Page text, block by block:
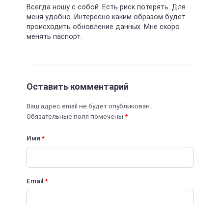
Всегда ношу с собой. Есть риск потерять. Для
меня удобно. Интересно каким образом будет
происходить обновление данных. Мне скоро
менять паспорт.
Оставить комментарий
Ваш адрес email не будет опубликован.
Обязательные поля помечены *
Имя*
Email*